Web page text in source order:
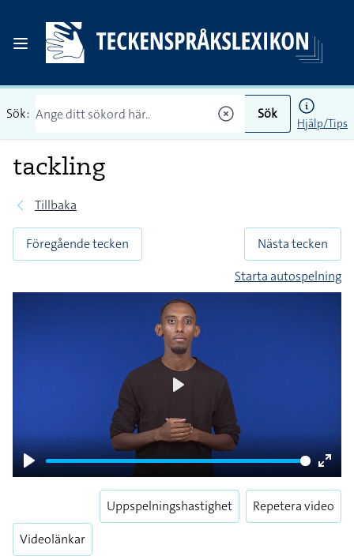
Sök: Sök
Hjälp/Tips
tackling
Tillbaka
Föregående tecken
Nästa tecken
Starta autospelning
Play
Enter
Videolänkar
Uppspelningshastighet Repetera video